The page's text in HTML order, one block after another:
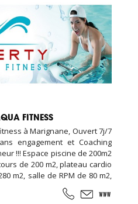
FITNESS
à Marignane, Ouvert 7j/7
engagement et Coaching
!!! Espace piscine de 200m2
de 200 m2, plateau cardio
m2, salle de RPM de 80 m2,
espace garderie enfant
avec billard et babyfoot